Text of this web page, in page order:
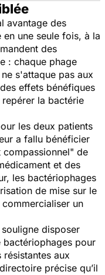
avantage des
une seule fois, à la
des
: chaque phage
s'attaque pas aux
effets bénéfiques
la bactérie
les deux patients
a fallu bénéficier
de
et des
les bactériophages
de mise sur le
un
disposer
bactériophages pour
aux
précise qu’il